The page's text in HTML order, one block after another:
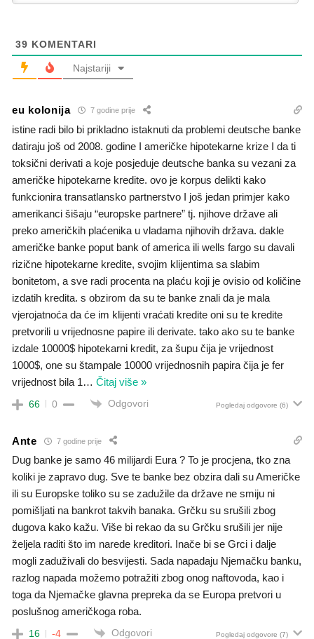
39 KOMENTARI
Najstariji
eu kolonija 7 godine prije
istine radi bilo bi prikladno istaknuti da problemi deutsche banke
datiraju još od 2008. godine I američke hipotekarne krize I da ti
toksični derivati a koje posjeduje deutsche banka su vezani za
američke hipotekarne kredite. ovo je korpus delikti kako
funkcionira transatlansko partnerstvo I još jedan primjer kako
amerikanci šišaju “europske partnere” tj. njihove države ali
preko američkih plaćenika u vladama njihovih država. dakle
američke banke poput bank of america ili wells fargo su davali
rizične hipotekarne kredite, svojim klijentima sa slabim
bonitetom, a sve radi procenta na plaću koji je ovisio od količine
izdatih kredita. s obzirom da su te banke znali da je mala
vjerojatnoća da će im klijenti vraćati kredite oni su te kredite
pretvorili u vrijednosne papire ili derivate. tako ako su te banke
izdale 10000$ hipotekarni kredit, za šupu čija je vrijednost
1000$, one su štampale 10000 vrijednosnih papira čija je fer
vrijednost bila 1… Čitaj više »
66 0 Odgovori Pogledaj odgovore (6)
Ante 7 godine prije
Dug banke je samo 46 milijardi Eura ? To je procjena, tko zna
koliki je zapravo dug. Sve te banke bez obzira dali su Američke
ili su Europske toliko su se zadužile da države ne smiju ni
pomišljati na bankrot takvih banaka. Grčku su srušili zbog
dugova kako kažu. Više bi rekao da su Grčku srušili jer nije
željela raditi što im narede kreditori. Inače bi se Grci i dalje
mogli zaduživali do besvijesti. Sada napadaju Njemačku banku,
razlog napada možemo potražiti zbog onog naftovoda, kao i
toga da Njemačke glavna prepreka da se Europa pretvori u
poslušnog američkoga roba.
16 -4 Odgovori Pogledaj odgovore (7)